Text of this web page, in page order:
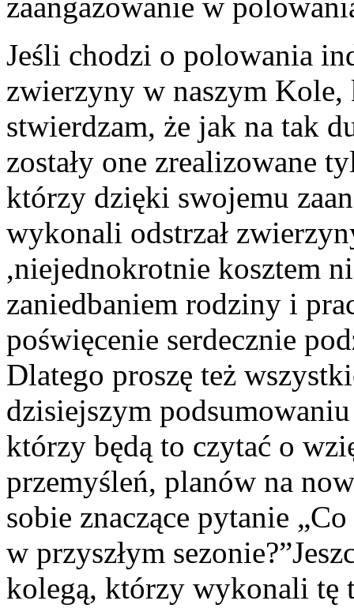
Jeśli chodzi o polowania
zwierzyny w naszym Kole,
stwierdzam, że jak na tak
zostały one zrealizowane
którzy dzięki swojemu
wykonali odstrzał
,niejednokrotnie kosztem
zaniedbaniem rodziny i
poświęcenie serdecznie
Dlatego proszę też
dzisiejszym
którzy będą to czytać o
przemyśleń, planów na
sobie znaczące pytanie
w przyszłym
kolegą, którzy wykonali tę